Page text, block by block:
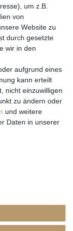
und ggf.
um z.B.
von
Website zu
durch gesetzte
wir in den
aufgrund eines
kann erteilt
nicht einzuwilligen
zu ändern oder
und weitere
Daten in unserer